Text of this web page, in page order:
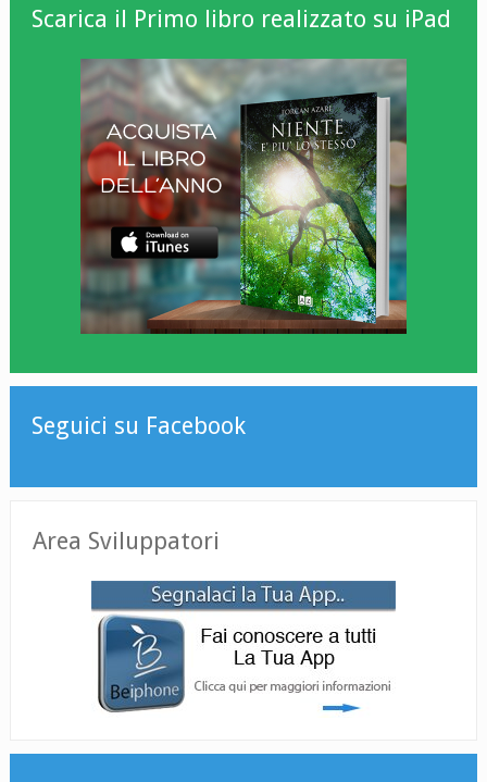
Scarica il Primo libro realizzato su iPad
Seguici su Facebook
Area Sviluppatori